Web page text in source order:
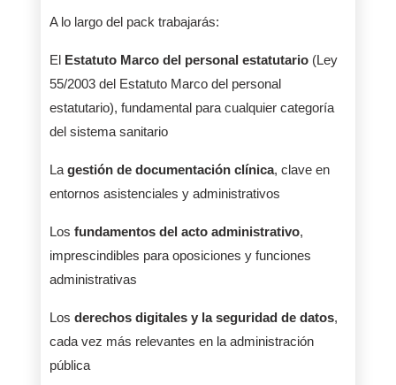
A lo largo del pack trabajarás:
El Estatuto Marco del personal estatutario (Ley
55/2003 del Estatuto Marco del personal
estatutario), fundamental para cualquier categoría
del sistema sanitario
Lagestión de documentación clínica, clave en
entornos asistenciales y administrativos
Losfundamentos del acto administrativo,
imprescindibles para oposiciones y funciones
administrativas
Losderechos digitales y la seguridad de datos,
cada vez más relevantes en la administración
pública